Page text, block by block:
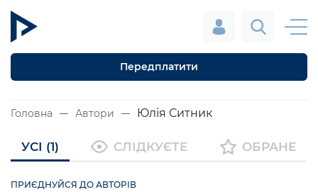
Передплатити
Головна Автори Юлія Ситник
УСІ (1) СЛІДКУЄТЕ ОБРАНЕ
ПРИЄДНУЙСЯ ДО АВТОРІВ